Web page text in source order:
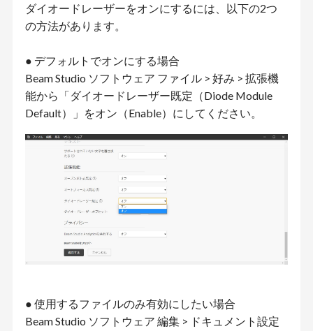
ダイオードレーザーをオンにするには、以下の2つ
の方法があります。
● デフォルトでオンにする場合
Beam Studio ソフトウェア ファイル > 好み > 拡張機
能から「ダイオードレーザー既定（Diode Module
Default）」をオン（Enable）にしてください。
● 使用するファイルのみ有効にしたい場合
Beam Studio ソフトウェア 編集 > ドキュメント設定